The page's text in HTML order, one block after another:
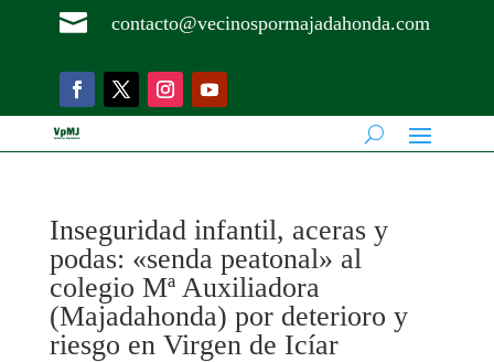
 contacto@vecinospormajadahonda.com
Inseguridad infantil, aceras y
podas: «senda peatonal» al
colegio Mª Auxiliadora
(Majadahonda) por deterioro y
riesgo en Virgen de Icíar